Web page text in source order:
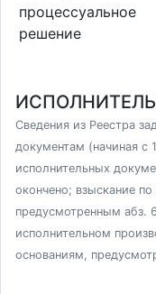
процессуальное
решение
Сведения из Реестра
документам (начиная
исполнительных
окончено; взыскание
предусмотренным абз.
исполнительном
основаниям,